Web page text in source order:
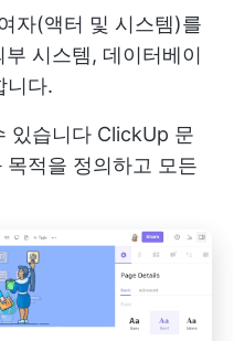
자(액터 및 시스템)를
부 시스템, 데이터베이
니다.
있습니다 ClickUp 문
적을 정의하고 모든